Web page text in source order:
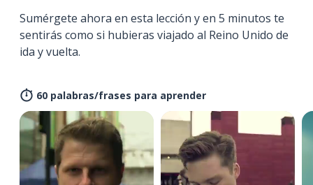
Sumérgete ahora en esta lección y en 5 minutos te
sentirás como si hubieras viajado al Reino Unido de
ida y vuelta.
60 palabras/frases para aprender